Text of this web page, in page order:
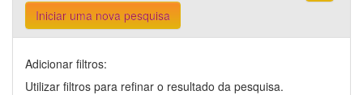
Iniciar uma nova pesquisa
Adicionar filtros:
Utilizar filtros para refinar o resultado da pesquisa.